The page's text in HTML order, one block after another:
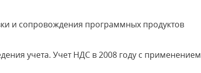
и сопровождения программных продуктов
учета. Учет НДС в 2008 году с применением